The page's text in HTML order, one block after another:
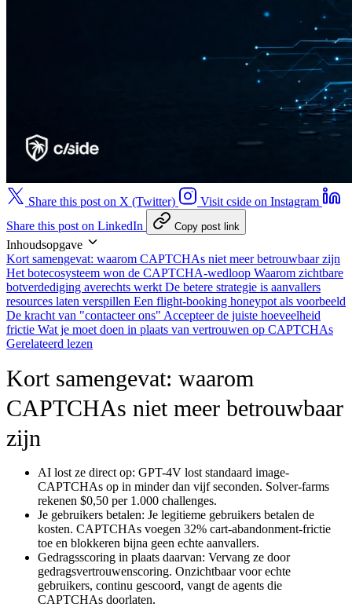
Share this post on X (Twitter)
Visit cside on Instagram
Share this post on LinkedIn
Copy post link
Inhoudsopgave
Kort samengevat: waarom CAPTCHAs niet meer betrouwbaar zijn
Het botecosysteem won de CAPTCHA-wedloop Waarom zichtbare
botverdediging averechts werkt De betere strategie is aanvallers
resources laten verspillen Een flight-booking honeypot als voorbeeld
De kracht van "contacteer ons" Accepteer de juiste hoeveelheid
frictie Wat je moet doen in plaats van vertrouwen op CAPTCHAs
Gerelateerd lezen
Kort samengevat: waarom
CAPTCHAs niet meer betrouwbaar
zijn
AI lost ze direct op: GPT-4V lost standaard image-
CAPTCHAs op in minder dan vijf seconden. Solver-farms
rekenen $0,50 per 1.000 challenges.
Je gebruikers betalen: Je legitieme gebruikers betalen de
kosten. CAPTCHAs voegen 32% cart-abandonment-frictie
toe en blokkeren bijna geen echte aanvallers.
Gedragsscoring in plaats daarvan: Vervang ze door
gedragsvertrouwenscoring. Onzichtbaar voor echte
gebruikers, continu gescoord, vangt de agents die
CAPTCHAs doorlaten.